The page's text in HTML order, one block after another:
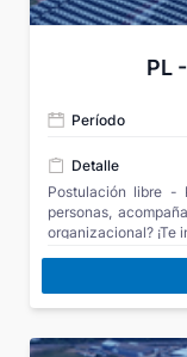
PL
Período
Detalle
Postulación libre -
personas,
organizacional? ¡Te